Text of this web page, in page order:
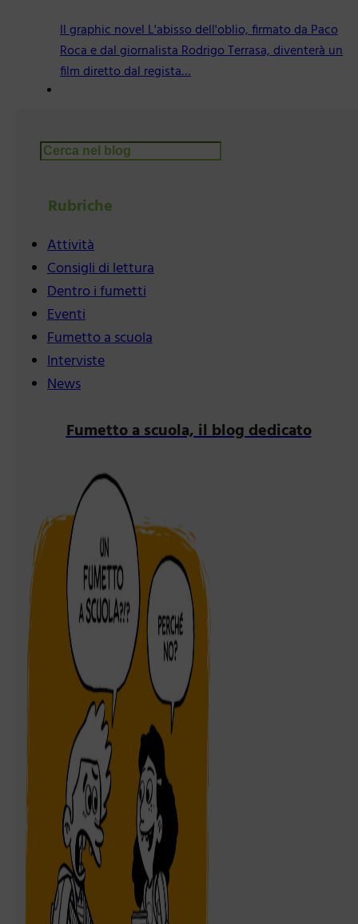
Il graphic novel L'abisso dell'oblio, firmato da Paco
Roca e dal giornalista Rodrigo Terrasa, diventerà un
film diretto dal regista…
Cerca
Rubriche
Attività
Consigli di lettura
Dentro i fumetti
Eventi
Fumetto a scuola
Interviste
News
Fumetto a scuola, il blog dedicato